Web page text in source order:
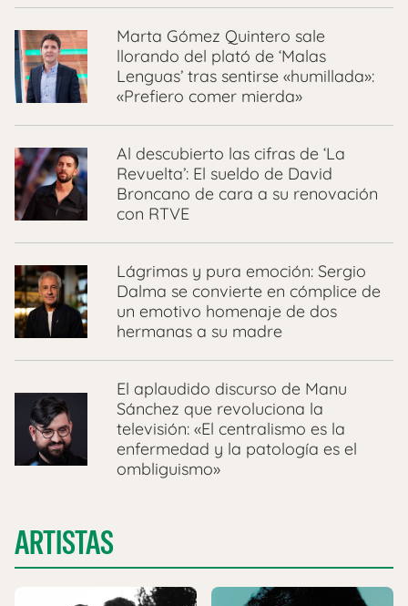
Marta Gómez Quintero sale
llorando del plató de ‘Malas
Lenguas’ tras sentirse «humillada»:
«Prefiero comer mierda»
Al descubierto las cifras de ‘La
Revuelta’: El sueldo de David
Broncano de cara a su renovación
con RTVE
Lágrimas y pura emoción: Sergio
Dalma se convierte en cómplice de
un emotivo homenaje de dos
hermanas a su madre
El aplaudido discurso de Manu
Sánchez que revoluciona la
televisión: «El centralismo es la
enfermedad y la patología es el
ombliguismo»
ARTISTAS